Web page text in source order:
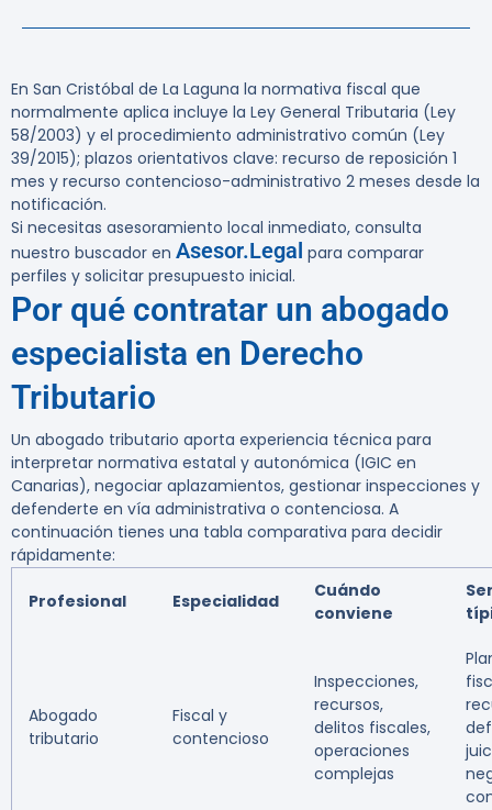
En San Cristóbal de La Laguna la normativa fiscal que
normalmente aplica incluye la Ley General Tributaria (Ley
58/2003) y el procedimiento administrativo común (Ley
39/2015); plazos orientativos clave: recurso de reposición 1
mes y recurso contencioso-administrativo 2 meses desde la
notificación.
Si necesitas asesoramiento local inmediato, consulta
nuestro buscador en Asesor.Legal para comparar
perfiles y solicitar presupuesto inicial.
Por qué contratar un abogado
especialista en Derecho
Tributario
Un abogado tributario aporta experiencia técnica para
interpretar normativa estatal y autonómica (IGIC en
Canarias), negociar aplazamientos, gestionar inspecciones y
defenderte en vía administrativa o contenciosa. A
continuación tienes una tabla comparativa para decidir
rápidamente:
Profesional Especialidad
Cuándo
conviene
Abogado
tributario
Fiscal y
contencioso
Inspecciones,
recursos,
delitos fiscales,
operaciones
complejas